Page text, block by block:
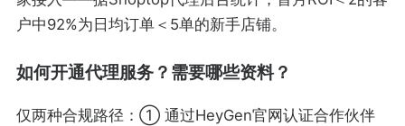
户中92%为日均订单＜5单的新手店铺。
如何开通代理服务？需要哪些资料？
仅两种合规路径：① 通过HeyGen官网认证合作伙伴